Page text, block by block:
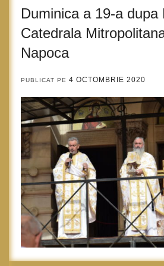
Duminica a 19-a dupa
Catedrala
Napoca
PUBLICAT PE 4 OCTOMBRIE 2020